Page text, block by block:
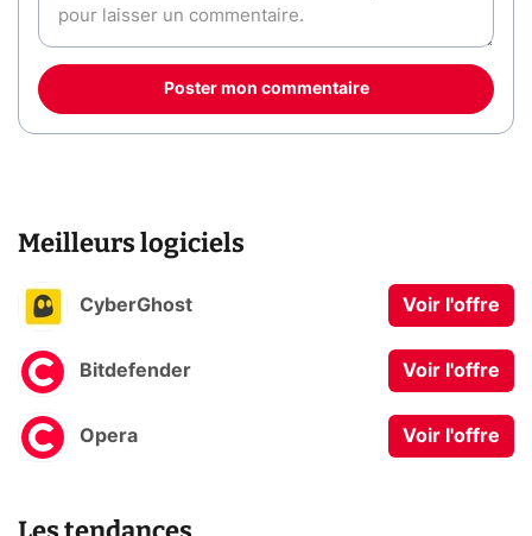
Poster mon commentaire
Meilleurs logiciels
CyberGhost Voir l'offre
Bitdefender Voir l'offre
Opera Voir l'offre